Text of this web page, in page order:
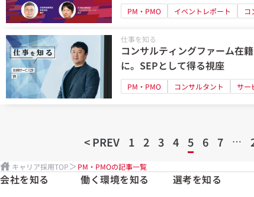
PM・PMO イベントレポート コ
仕事を知る
コンサルティングファーム在
に。SEPとして得る視座
PM・PMO コンサルタント サー
< PREV 1 2 3 4 5 6 7 …
キャリア採用TOP PM・PMOの記事一覧
会社を知る 働く環境を知る 選考を知る